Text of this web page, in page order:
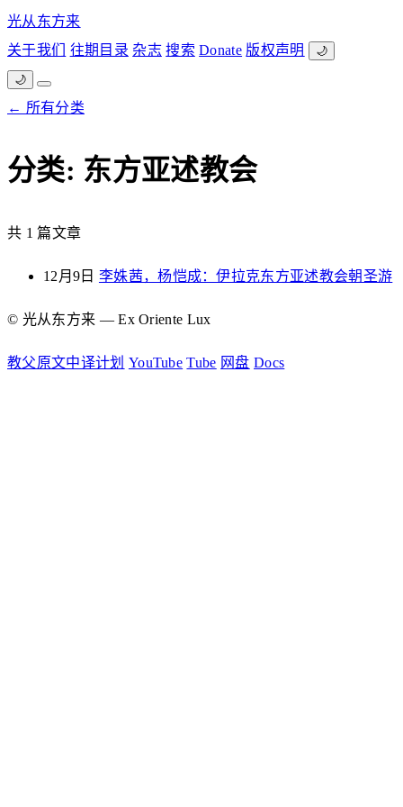
光从东方来
关于我们
往期目录 杂志 搜索 Donate 版权声明 🌙
🌙
← 所有分类
分类: 东方亚述教会
共 1 篇文章
12月9日 李姝茜，杨恺成：伊拉克东方亚述教会朝圣游
© 光从东方来 — Ex Oriente Lux
教父原文中译计划 YouTube Tube 网盘 Docs